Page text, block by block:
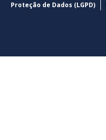
Proteção de Dados (LGPD)